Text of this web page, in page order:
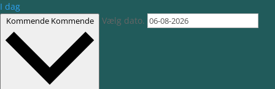
I dag
Kommende Kommende Vælg dato.